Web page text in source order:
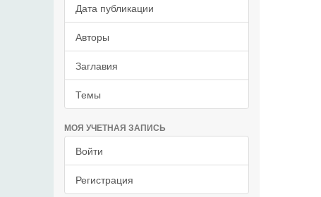
Дата публикации
Авторы
Заглавия
Темы
МОЯ УЧЕТНАЯ ЗАПИСЬ
Войти
Регистрация